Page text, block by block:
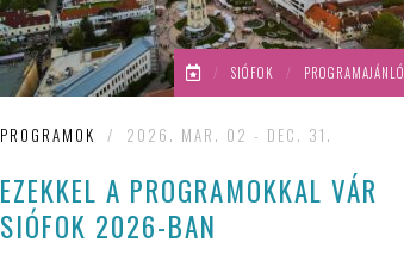
/ SIÓFOK / PROGRAMAJÁNLÓ
PROGRAMOK / 2026. MAR. 02 - DEC. 31.
EZEKKEL A PROGRAMOKKAL VÁR
SIÓFOK 2026-BAN